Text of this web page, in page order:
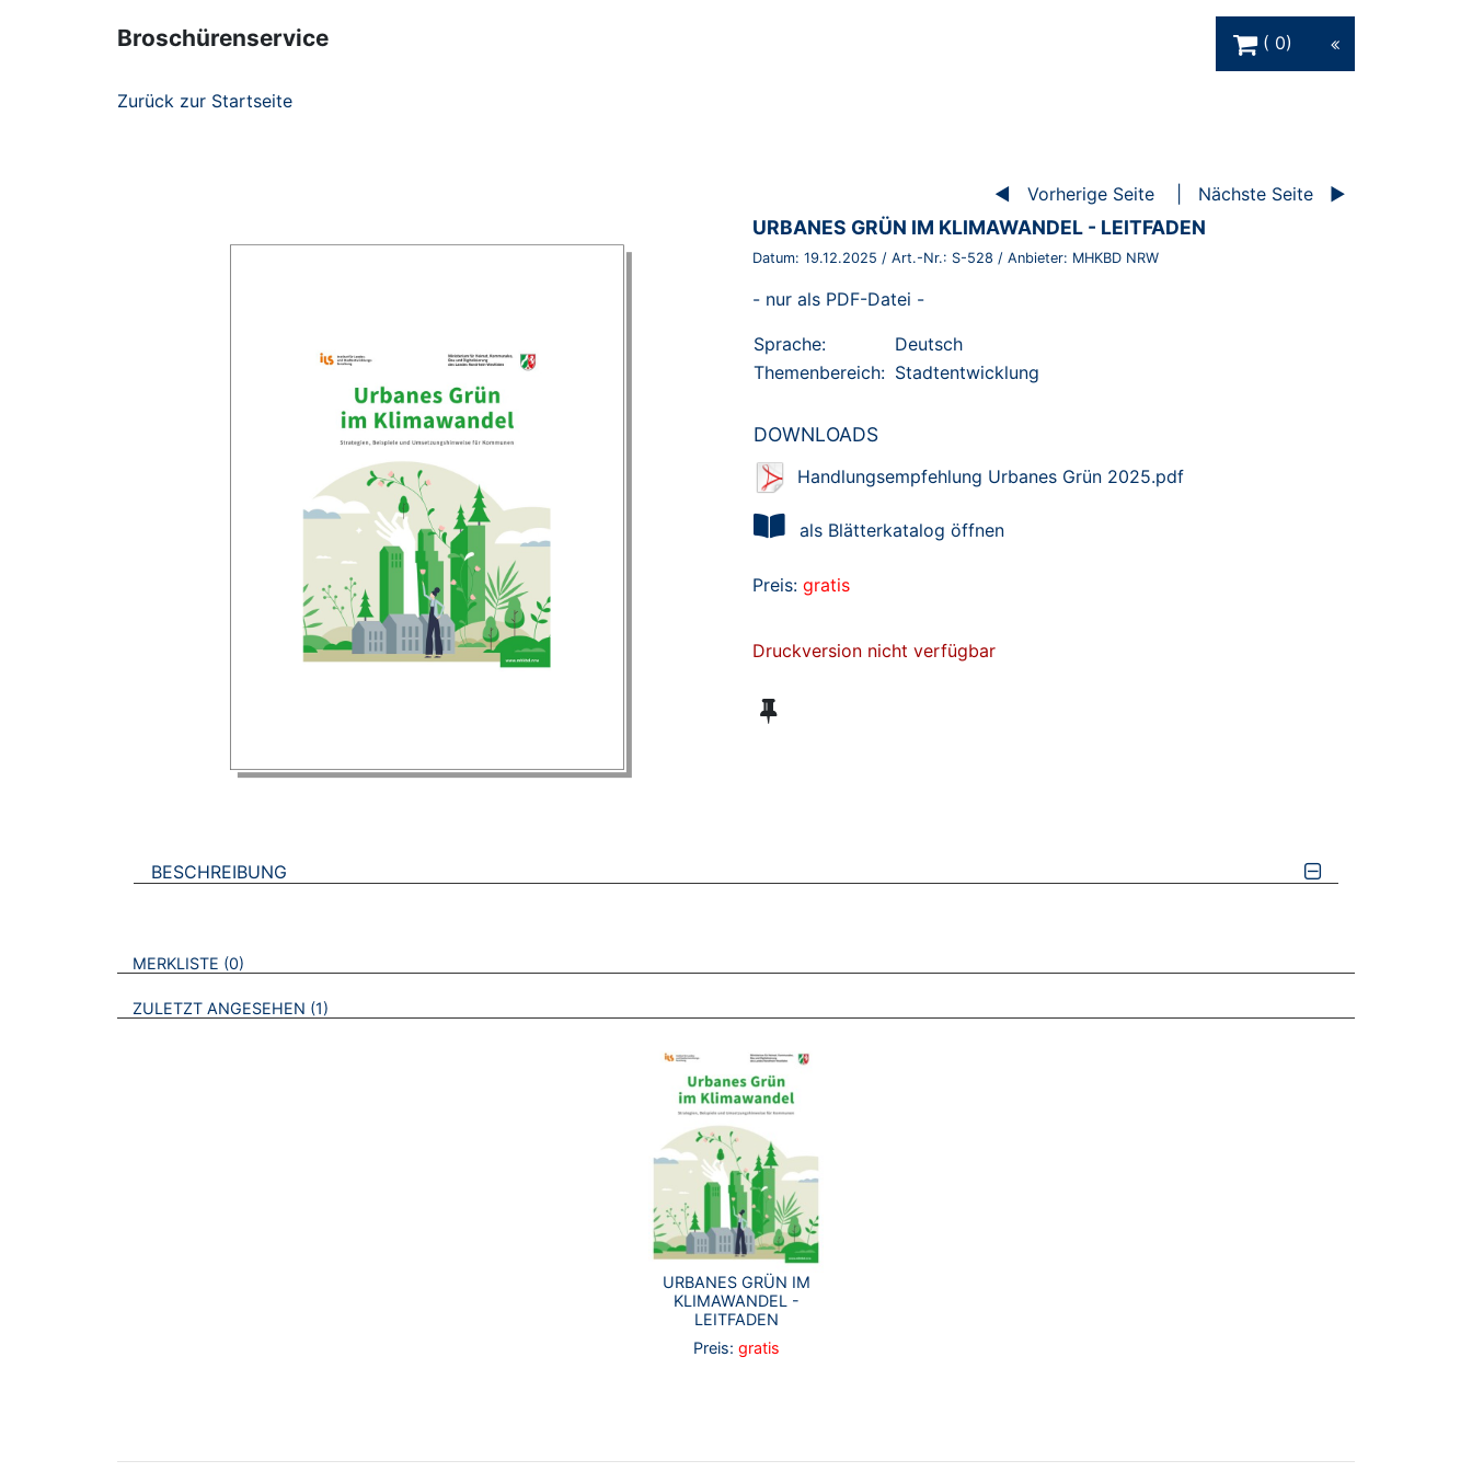
Broschürenservice
0
Zurück zur Startseite
Vorherige Seite Nächste Seite
BROSCHÜRE:
URBANES GRÜN IM KLIMAWANDEL - LEITFADEN
Datum: 19.12.2025 / Art.-Nr.: S-528 / Anbieter: MHKBD NRW
- nur als PDF-Datei -
Sprache:
Deutsch
Themenbereich: Stadtentwicklung
DOWNLOADS
Handlungsempfehlung Urbanes Grün 2025.pdf
als Blätterkatalog öffnen
Preis: gratis
Druckversion nicht verfügbar
BESCHREIBUNG
VERWEISE AUF VERMERKTE- ODER ZULETZT ANGESEHENE BROSCHÜREN
MERKLISTE 0
ZULETZT ANGESEHEN 1
URBANES GRÜN IM
KLIMAWANDEL -
LEITFADEN
Preis: gratis